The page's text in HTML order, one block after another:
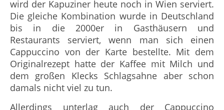
wird der Kapuziner heute noch in Wien serviert.
Die gleiche Kombination wurde in Deutschland
bis in die 2000er in Gasthäusern und
Restaurants serviert, wenn man sich einen
Cappuccino von der Karte bestellte. Mit dem
Originalrezept hatte der Kaffee mit Milch und
dem großen Klecks Schlagsahne aber schon
damals nicht viel zu tun.
Allerdings unterlag auch der Cappuccino